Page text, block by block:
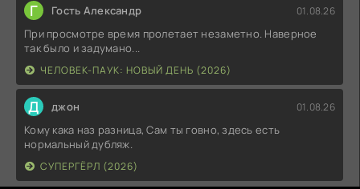
Г Гость Александр 01.08.26
При просмотре время пролетает незаметно. Наверное
так было и задумано...
ЧЕЛОВЕК-ПАУК: НОВЫЙ ДЕНЬ (2026)
Д джон 01.08.26
Кому кака наз разница, Сам ты говно, здесь есть
нормальный дубляж.
СУПЕРГЁРЛ (2026)